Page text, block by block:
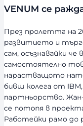
VENUM се
През пролетта на
развитието и
сам, осъзнавайки че
самостоятелно
нарастващото
бивш колега от
партньорство. Жан-
се потопя в
Работейки рамо до